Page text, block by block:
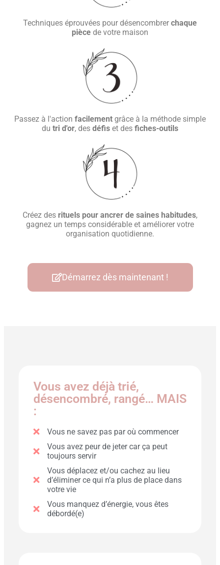
Techniques éprouvées pour désencombrer chaque
pièce de votre maison
Passez à l'action facilement grâce à la méthode simple
du tri d'or, des défis et des fiches-outils
Créez des rituels pour ancrer de saines habitudes,
gagnez un temps considérable et améliorer votre
organisation quotidienne.
Démarrez dès maintenant !
Vous avez déjà trié,
désencombré, rangé… MAIS
:
Vous ne savez pas par où commencer
Vous avez peur de jeter car ça peut
toujours servir
Vous déplacez et/ou cachez au lieu
d’éliminer ce qui n’a plus de place dans
votre vie
Vous manquez d’énergie, vous êtes
débordé(e)